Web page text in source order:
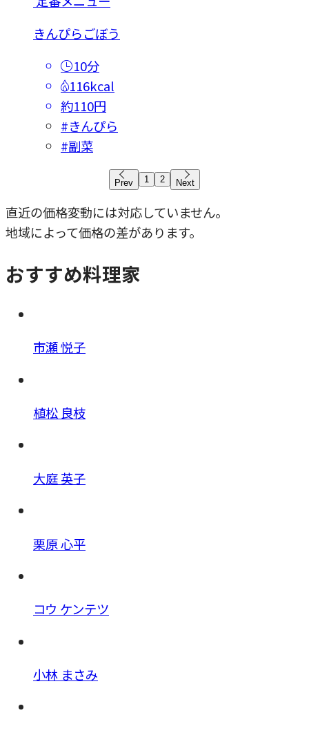
きんぴらごぼう
10分
116kcal
約110円
#きんぴら
#副菜
Prev 1 2 Next
直近の価格変動には対応していません。
地域によって価格の差があります。
おすすめ料理家
市瀬 悦子
植松 良枝
大庭 英子
栗原 心平
コウ ケンテツ
小林 まさみ